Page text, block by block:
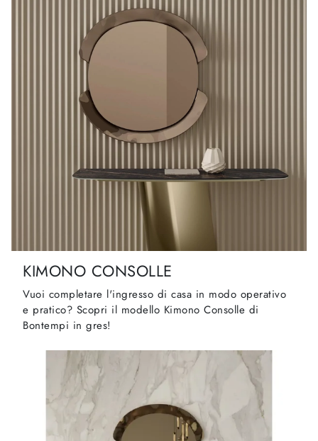
KIMONO CONSOLLE
Vuoi completare l'ingresso di casa in modo operativo
e pratico? Scopri il modello Kimono Consolle di
Bontempi in gres!